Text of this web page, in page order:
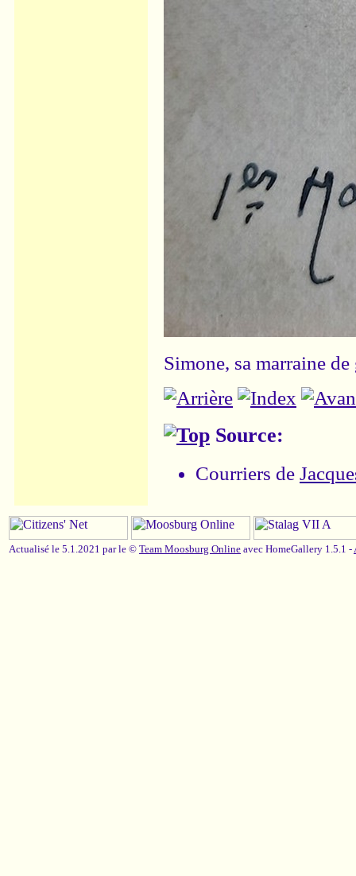
Simone, sa marraine
Source:
Courriers de
Actualisé le 5.1.2021 par le © Team Moosburg Online avec HomeGallery 1.5.1 -